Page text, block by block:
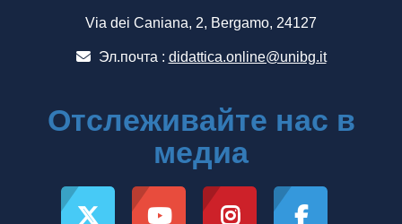
Via dei Caniana, 2, Bergamo, 24127
Эл.почта : didattica.online@unibg.it
Отслеживайте нас в
медиа